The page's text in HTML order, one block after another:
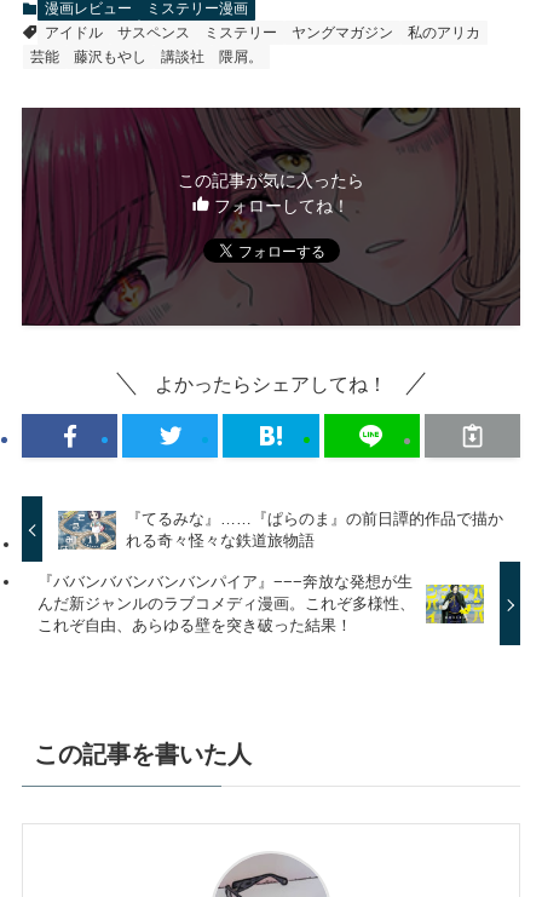
漫画レビュー
ミステリー漫画
アイドル
サスペンス ミステリー ヤングマガジン
私のアリカ
芸能
藤沢もやし 講談社 隈屑。
この記事が気に入ったら
フォローしてね！
よかったらシェアしてね！
『てるみな』……『ぱらのま』の前日譚的作品で描か
れる奇々怪々な鉄道旅物語
『ババンババンバンバンパイア』−−−奔放な発想が生
んだ新ジャンルのラブコメディ漫画。これぞ多様性、
これぞ自由、あらゆる壁を突き破った結果！
この記事を書いた人